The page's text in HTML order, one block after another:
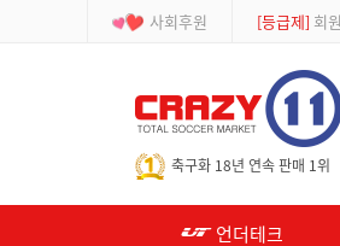
사회후원 [이벤트]
축구화 18년 연속 판매 1위
언더테크